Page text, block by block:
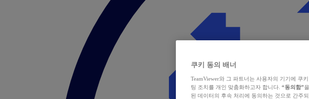
쿠키 동의 배너
TeamViewer와 그 파트너는 사용자의 기기에 쿠
팅 조치를 개인 맞춤화하고자 합니다. “동의함”
된 데이터의 후속 처리에 동의하는 것으로 간주